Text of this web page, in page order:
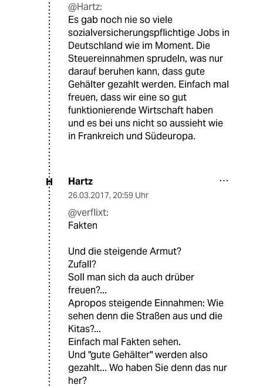
@Hartz:
Es gab noch nie so viele
sozialversicherungspflichtige Jobs in
Deutschland wie im Moment. Die
Steuereinnahmen sprudeln, was nur
darauf beruhen kann, dass gute
Gehälter gezahlt werden. Einfach mal
freuen, dass wir eine so gut
funktionierende Wirtschaft haben
und es bei uns nicht so aussieht wie
in Frankreich und Südeuropa.
H Hartz
26.03.2017, 20:59 Uhr
@verflixt:
Fakten
Und die steigende Armut?
Zufall?
Soll man sich da auch drüber
freuen?...
Apropos steigende Einnahmen: Wie
sehen denn die Straßen aus und die
Kitas?...
Einfach mal Fakten sehen.
Und "gute Gehälter" werden also
gezahlt... Wo haben Sie denn das nur
her?